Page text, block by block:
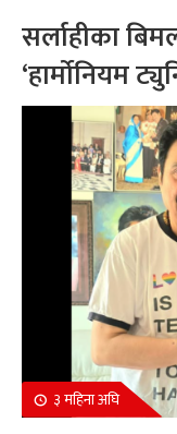
सर्लाहीका
‘हार्मोनियम
सम्मानित
३ महिना अघि